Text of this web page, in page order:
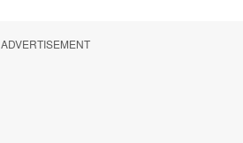
ADVERTISEMENT